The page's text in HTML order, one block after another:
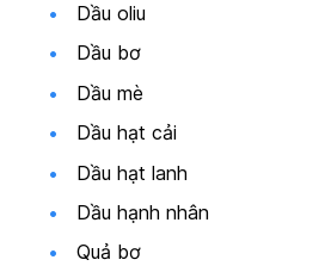
Dầu oliu
Dầu bơ
Dầu mè
Dầu hạt cải
Dầu hạt lanh
Dầu hạnh nhân
Quả bơ